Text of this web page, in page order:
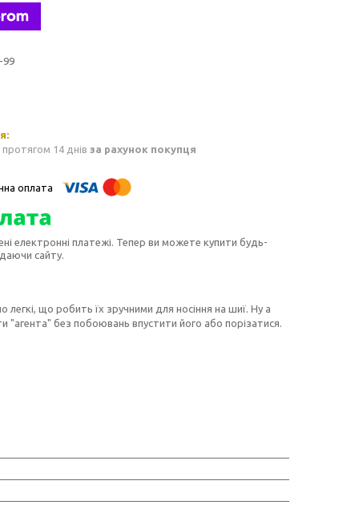
99
14 днів за рахунок покупця
електронні платежі. Тепер ви можете купити будь-
сайту.
що робить їх зручними для носіння на шиї. Ну а
"агента" без побоювань впустити його або порізатися.